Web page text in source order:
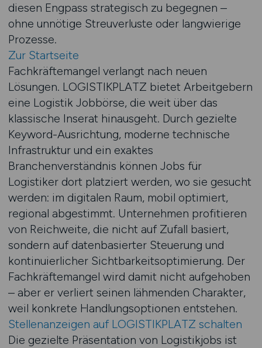
diesen Engpass strategisch zu begegnen –
ohne unnötige Streuverluste oder langwierige
Prozesse.
Zur Startseite
Fachkräftemangel verlangt nach neuen
Lösungen. LOGISTIKPLATZ bietet Arbeitgebern
eine Logistik Jobbörse, die weit über das
klassische Inserat hinausgeht. Durch gezielte
Keyword-Ausrichtung, moderne technische
Infrastruktur und ein exaktes
Branchenverständnis können Jobs für
Logistiker dort platziert werden, wo sie gesucht
werden: im digitalen Raum, mobil optimiert,
regional abgestimmt. Unternehmen profitieren
von Reichweite, die nicht auf Zufall basiert,
sondern auf datenbasierter Steuerung und
kontinuierlicher Sichtbarkeitsoptimierung. Der
Fachkräftemangel wird damit nicht aufgehoben
– aber er verliert seinen lähmenden Charakter,
weil konkrete Handlungsoptionen entstehen.
Stellenanzeigen auf LOGISTIKPLATZ schalten
Die gezielte Präsentation von Logistikjobs ist